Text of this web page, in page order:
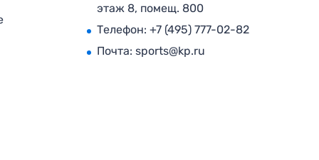
этаж 8, помещ. 800
Телефон: +7 (495) 777-02-82
Почта: sports@kp.ru